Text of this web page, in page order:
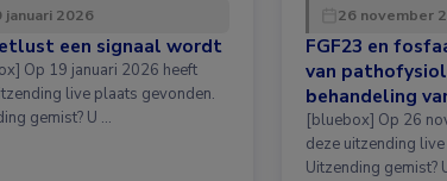
januari 2026
een signaal wordt
heeft
live plaats gevonden.
gemist? U …
26 november
FGF23 en
van
behandeling
[bluebox] Op 26 november 2025 heeft
deze uitzending
Uitzending gemist?